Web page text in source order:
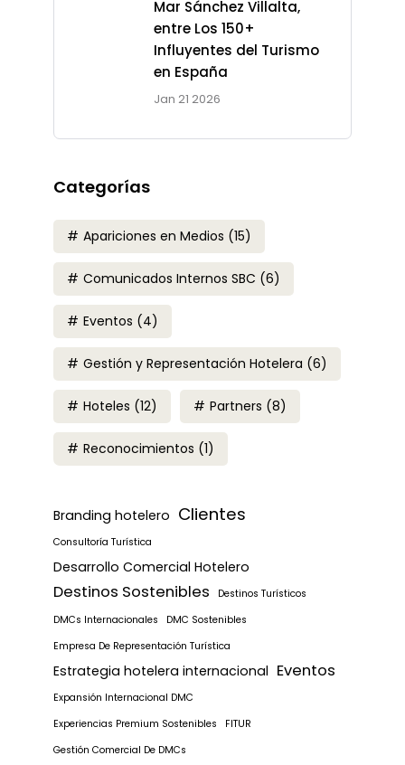
Mar Sánchez Villalta,
entre Los 150+
Influyentes del Turismo
en España
Jan 21 2026
Categorías
Apariciones en Medios (15)
Comunicados Internos SBC (6)
Eventos (4)
Gestión y Representación Hotelera (6)
Hoteles (12) Partners (8)
Reconocimientos (1)
Branding hotelero Clientes
Consultoría Turística
Desarrollo Comercial Hotelero
Destinos Sostenibles
Destinos Turísticos
DMCs Internacionales
DMC Sostenibles
Empresa De Representación Turística
Estrategia hotelera internacional Eventos
Expansión Internacional DMC
Experiencias Premium Sostenibles
FITUR
Gestión Comercial De DMCs